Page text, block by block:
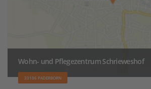
Wohn- und Pflegezentrum Schrieweshof
33106 PADERBORN